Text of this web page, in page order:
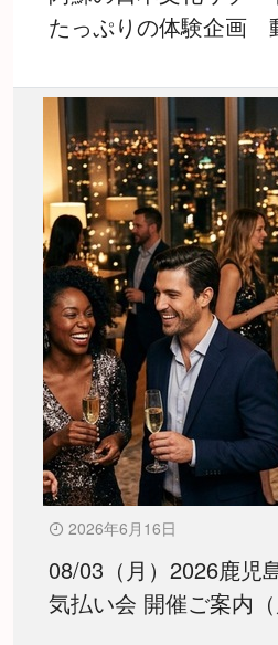
たっぷりの体験企画
2026年6月16日
08/03（月）2026鹿児
気払い会 開催ご案内（